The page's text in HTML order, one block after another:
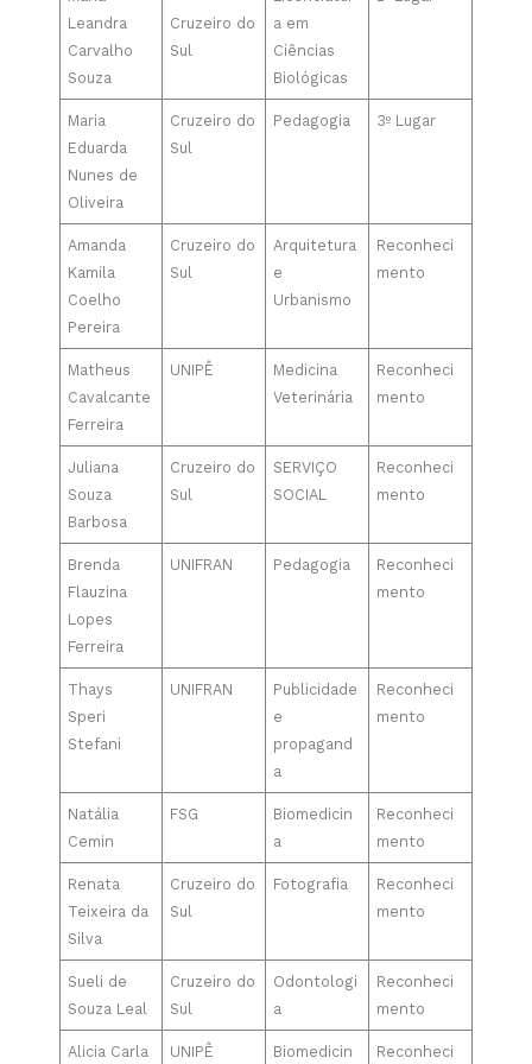
Leandra
Carvalho
Souza
Cruzeiro do
Sul
a em
Ciências
Biológicas
Maria
Eduarda
Nunes de
Oliveira
Cruzeiro do
Sul
Pedagogia 3º Lugar
Amanda
Kamila
Coelho
Pereira
Cruzeiro do
Sul
Arquitetura
e
Urbanismo
Reconheci
mento
Matheus
Cavalcante
Ferreira
UNIPÊ
Medicina
Veterinária
Reconheci
mento
Juliana
Souza
Barbosa
Cruzeiro do
Sul
SERVIÇO
SOCIAL
Reconheci
mento
Brenda
Flauzina
Lopes
Ferreira
UNIFRAN Pedagogia
Reconheci
mento
Thays
Speri
Stefani
UNIFRAN
Publicidade
e
propagand
a
Reconheci
mento
Natália
Cemin
FSG
Biomedicin
a
Reconheci
mento
Renata
Teixeira da
Silva
Cruzeiro do
Sul
Fotografia
Reconheci
mento
Sueli de
Souza Leal
Cruzeiro do
Sul
Odontologi
a
Reconheci
mento
Alicia Carla UNIPÊ Biomedicin Reconheci